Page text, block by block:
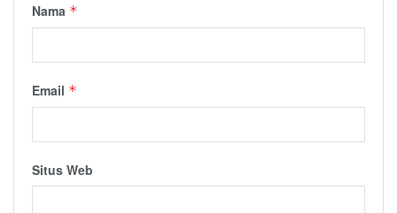
Nama *
Email *
Situs Web